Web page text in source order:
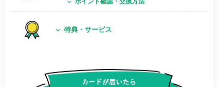
特典・サービス